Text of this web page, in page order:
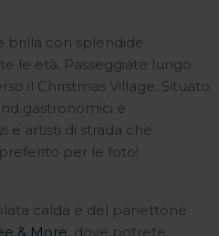
brilla con splendide
le età. Passeggiate lungo
il Christmas Village. Situato
gastronomici e
e artisti di strada che
per le foto!
calda e del panettone
& More, dove potrete